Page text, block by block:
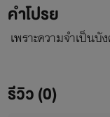
คำโปรย
เพราะความจำเป็นบั
รีวิว (0)